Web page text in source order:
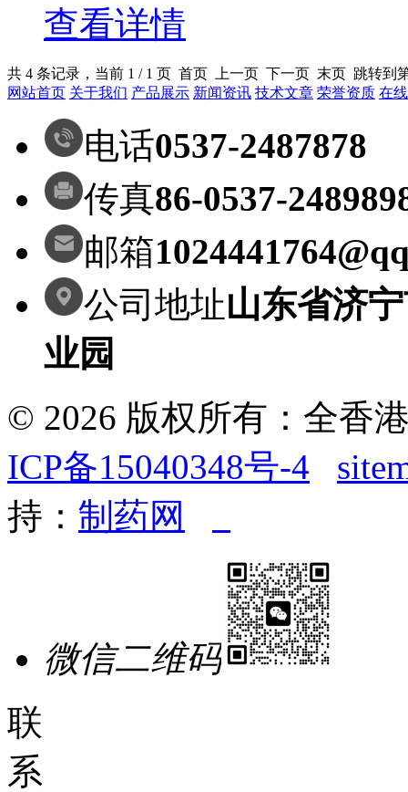
查看详情
共 4 条记录，当前 1 / 1 页 首页 上一页 下一页 末页 跳转到
网站首页 关于我们 产品展示 新闻资讯 技术文章 荣誉资质 在
电话0537-2487878
传真86-0537-
邮箱
公司地址山东省济
业园
© 2026 版权所有：全香
ICP备15040348号-4
持： 制药网
微信二维码
联
系